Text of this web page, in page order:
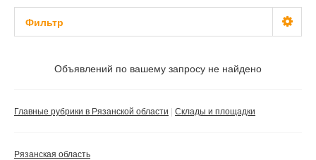
Фильтр
Не важно
Без посредников
Объявлений по вашему запросу не найдено
Главные рубрики в Рязанской области Склады и площадки
Рязанская область